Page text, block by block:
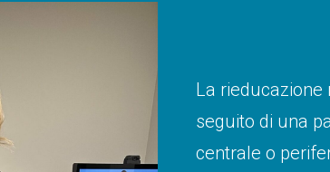
La rieducazione
seguito di una
centrale o